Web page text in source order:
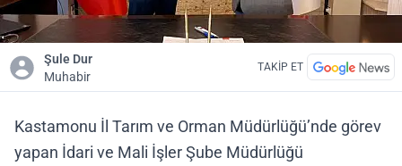
Şule Dur
Muhabir
TAKİP ET
Kastamonu İl Tarım ve Orman Müdürlüğü’nde görev
yapan İdari ve Mali İşler Şube Müdürlüğü